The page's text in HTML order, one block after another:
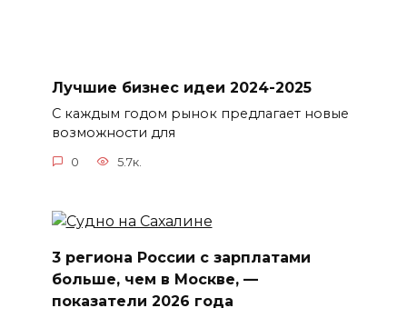
Лучшие бизнес идеи 2024-2025
С каждым годом рынок предлагает новые
возможности для
0 5.7к.
3 региона России с зарплатами
больше, чем в Москве, —
показатели 2026 года